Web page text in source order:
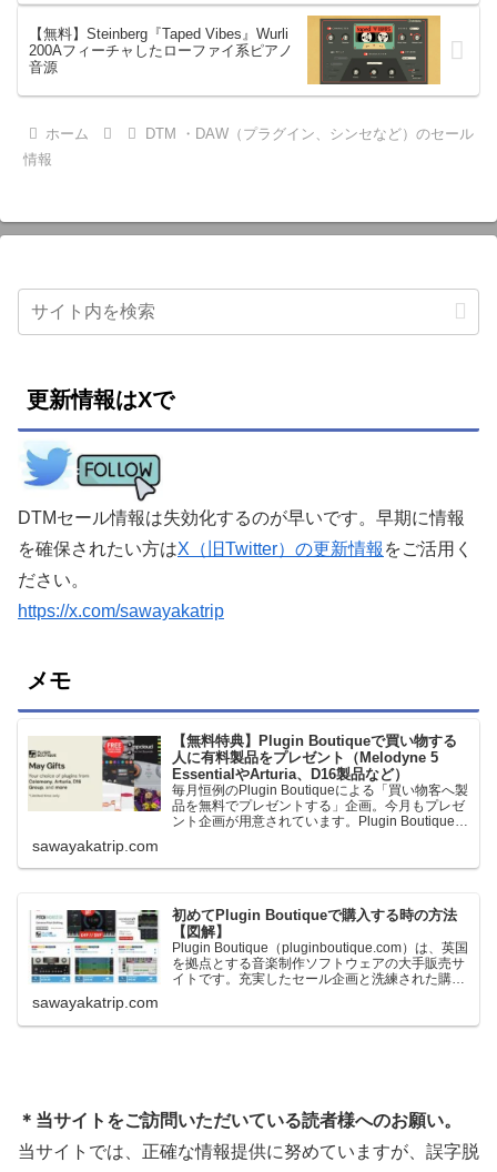
【無料】Steinberg『Taped Vibes』Wurli
200Aフィーチャしたローファイ系ピアノ
音源
ホーム
DTM ・DAW（プラグイン、シンセなど）のセール
情報
更新情報はXで
DTMセール情報は失効化するのが早いです。早期に情報
を確保されたい方はX（旧Twitter）の更新情報 をご活用く
ださい。
https://x.com/sawayakatrip
メモ
【無料特典】Plugin Boutiqueで買い物する
人に有料製品をプレゼント（Melodyne 5
EssentialやArturia、D16製品など）
毎月恒例のPlugin Boutiqueによる「買い物客へ製
品を無料でプレゼントする」企画。今月もプレゼ
ント企画が用意されています。Plugin Boutiqueで
ます。＊無料配布終了予定日：日本時間：
sawayakatrip.com
初めてPlugin Boutiqueで購入する時の方法
【図解】
Plugin Boutique（pluginboutique.com）は、英国
を拠点とする音楽制作ソフトウェアの大手販売サ
イトです。充実したセール企画と洗練された購入
に知っておきたいこと価格表示に…
sawayakatrip.com
＊当サイトをご訪問いただいている読者様へのお願い。
当サイトでは、正確な情報提供に努めていますが、誤字脱